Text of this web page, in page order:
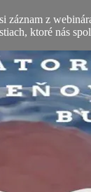
z
ktoré nás